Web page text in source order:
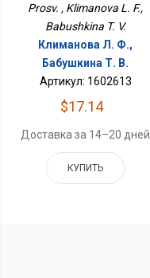
Prosv. , Klimanova L. F.,
Babushkina T. V.
Климанова Л. Ф.,
Бабушкина Т. В.
Артикул: 1602613
$17.14
Доставка за 14–20 дней
КУПИТЬ